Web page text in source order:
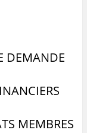
DEMANDE
MEMBRES